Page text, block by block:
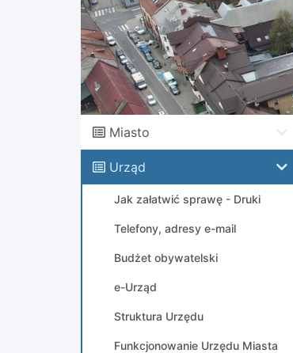
Miasto
Urząd
Jak załatwić sprawę - Druki
Telefony, adresy e-mail
Budżet obywatelski
e-Urząd
Struktura Urzędu
Funkcjonowanie Urzędu Miasta